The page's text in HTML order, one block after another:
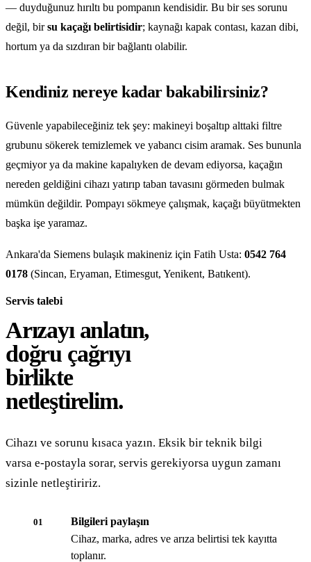
— duyduğunuz hırıltı bu pompanın kendisidir. Bu bir ses sorunu
değil, birsu kaçağı belirtisidir; kaynağı kapak contası, kazan dibi,
hortum ya da sızdıran bir bağlantı olabilir.
Kendiniz nereye kadar bakabilirsiniz?
Güvenle yapabileceğiniz tek şey: makineyi boşaltıp alttaki filtre
grubunu sökerek temizlemek ve yabancı cisim aramak. Ses bununla
geçmiyor ya da makine kapalıyken de devam ediyorsa, kaçağın
nereden geldiğini cihazı yatırıp taban tavasını görmeden bulmak
mümkün değildir. Pompayı sökmeye çalışmak, kaçağı büyütmekten
başka işe yaramaz.
Ankara'da Siemens bulaşık makineniz için Fatih Usta: 0542 764
0178 (Sincan, Eryaman, Etimesgut, Yenikent, Batıkent).
Servis talebi
Arızayı anlatın,
doğru çağrıyı
birlikte
netleştirelim.
Cihazı ve sorunu kısaca yazın. Eksik bir teknik bilgi
varsa e-postayla sorar, servis gerekiyorsa uygun zamanı
sizinle netleştiririz.
01
Bilgileri paylaşın
Cihaz, marka, adres ve arıza belirtisi tek kayıtta
toplanır.